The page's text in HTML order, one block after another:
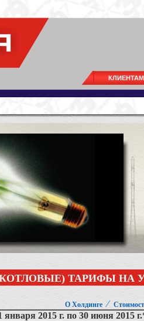
КЛИЕНТАМ
ТАРИФЫ НА
О Холдинге ⁄
января 2015 г. по 30 июня 2015